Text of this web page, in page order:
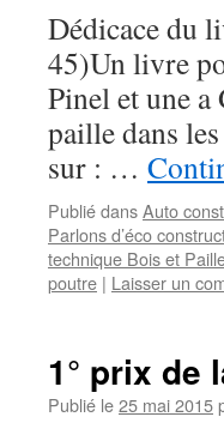
Dédicace du
45)Un livre
Pinel et une
paille dans
sur : …
Publié dansAuto
Parlons d’éco
technique Bois et
poutre | Laisser un
1° prix de
Publié le25 mai 2015